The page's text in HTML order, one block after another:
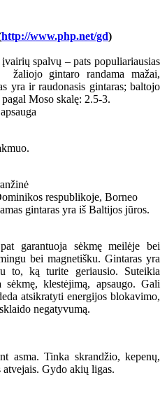
http://www.php.net/gd)
spalvų – pats populiariausias
žaliojo gintaro randama mažai,
yra ir raudonasis gintaras; baltojo
Moso skalę: 2.5-3.
respublikoje, Borneo
gintaras yra iš Baltijos jūros.
garantuoja sėkmę meilėje bei
bei magnetišku. Gintaras yra
to, ką turite geriausio. Suteikia
sėkmę, klestėjimą, apsaugo. Gali
atsikratyti energijos blokavimo,
negatyvumą.
asma. Tinka skrandžio, kepenų,
Gydo akių ligas.